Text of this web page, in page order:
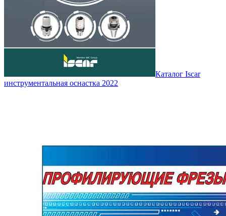
Каталог Iscar
инструментальная оснастка 2022